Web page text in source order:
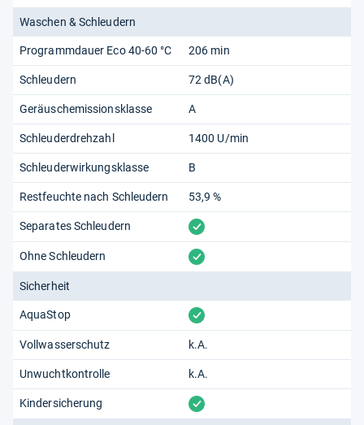
Waschen & Schleudern
Programmdauer Eco 40-60 °C 206 min
Schleudern 72 dB(A)
Geräuschemissionsklasse A
Schleuderdrehzahl 1400 U/min
Schleuderwirkungsklasse B
Restfeuchte nach Schleudern 53,9 %
Separates Schleudern vorhanden
Ohne Schleudern vorhanden
Sicherheit
AquaStop vorhanden
Vollwasserschutz k.A.
Unwuchtkontrolle k.A.
Kindersicherung vorhanden